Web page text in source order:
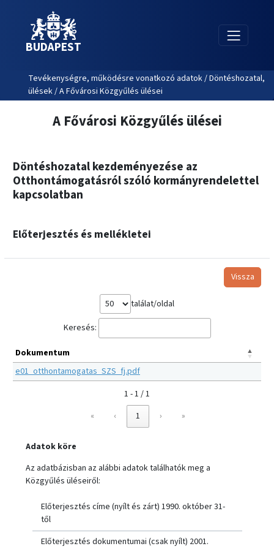
BUDAPEST
Tevékenységre, működésre vonatkozó adatok / Döntéshozatal,
ülések / A Fővárosi Közgyűlés ülései
A Fővárosi Közgyűlés ülései
Döntéshozatal kezdeményezése az
Otthontámogatásról szóló kormányrendelettel
kapcsolatban
Előterjesztés és mellékletei
Vissza
találat/oldal
Keresés:
Dokumentum
e01_otthontamogatas_SZS_fj.pdf
1 - 1 / 1
«
‹ 1 › »
Adatok köre
Az adatbázisban az alábbi adatok találhatók meg a
Közgyűlés üléseiről:
Előterjesztés címe (nyílt és zárt) 1990. október 31-
től
Előterjesztés dokumentumai (csak nyílt) 2001.